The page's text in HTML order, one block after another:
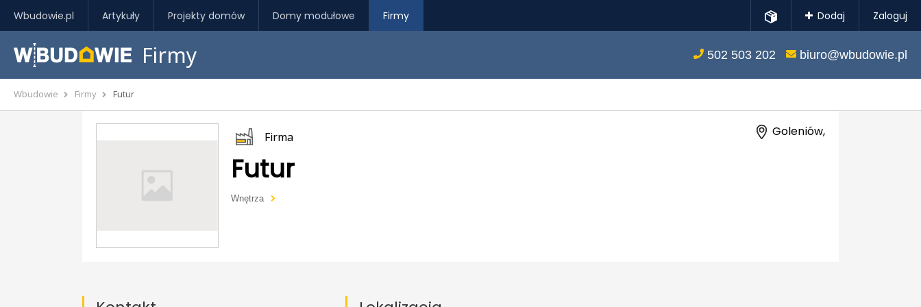
Wbudowie.pl Artykuły Projekty domów Domy modułowe Firmy Dodaj Zaloguj
Firmy 502 503 202 biuro@wbudowie.pl
Wbudowie Firmy Futur
Firma
Futur
Goleniów,
Wnętrza